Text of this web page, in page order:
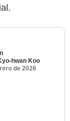
hwan Koo
de 2026